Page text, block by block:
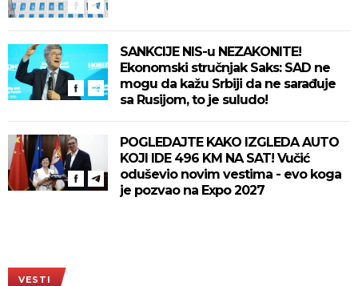
SANKCIJE NIS-u NEZAKONITE!
Ekonomski stručnjak Saks: SAD ne
mogu da kažu Srbiji da ne sarađuje
sa Rusijom, to je suludo!
POGLEDAJTE KAKO IZGLEDA AUTO
KOJI IDE 496 KM NA SAT! Vučić
oduševio novim vestima - evo koga
je pozvao na Expo 2027
VESTI